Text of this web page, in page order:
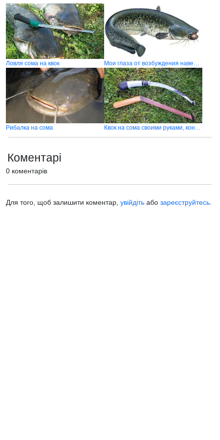
Ловля сома на квок Мои глаза от возбуждения наверняка светились в темноте…
Рибалка на сома Квок на сома своими руками, конструкция квока
Коментарі
0 коментарів
Для того, щоб залишити коментар, увійдіть або зареєструйтесь.